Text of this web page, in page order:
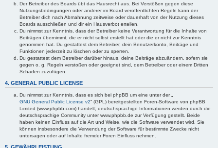
Der Betreiber des Boards übt das Hausrecht aus. Bei Verstößen gegen diese
Nutzungsbedingungen oder anderer im Board veröffentlichten Regeln kann der
Betreiber dich nach Abmahnung zeitweise oder dauerhaft von der Nutzung dieses
Boards ausschließen und dir ein Hausverbot erteilen.
Du nimmst zur Kenntnis, dass der Betreiber keine Verantwortung für die Inhalte von
Beiträgen übernimmt, die er nicht selbst erstellt hat oder die er nicht zur Kenntnis
genommen hat. Du gestattest dem Betreiber, dein Benutzerkonto, Beiträge und
Funktionen jederzeit zu löschen oder zu sperren.
Du gestattest dem Betreiber darüber hinaus, deine Beiträge abzuändern, sofern sie
gegen o. g. Regeln verstoßen oder geeignet sind, dem Betreiber oder einem Dritten
Schaden zuzufügen.
4. GENERAL PUBLIC LICENSE
Du nimmst zur Kenntnis, dass es sich bei phpBB um eine unter der „
GNU General Public License v2“ (GPL) bereitgestellten Foren-Software von phpBB
Limited (www.phpbb.com) handelt; deutschsprachige Informationen werden durch die
deutschsprachige Community unter www.phpbb.de zur Verfügung gestellt. Beide
haben keinen Einfluss auf die Art und Weise, wie die Software verwendet wird. Sie
können insbesondere die Verwendung der Software für bestimmte Zwecke nicht
untersagen oder auf Inhalte fremder Foren Einfluss nehmen.